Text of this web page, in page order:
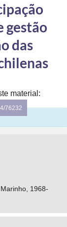
gestão
das
material:
76232
1968-